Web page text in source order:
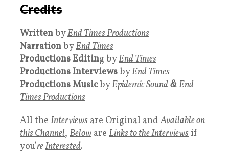
Credits
WrittenbyEnd Times Productions
NarrationbyEnd Times
Productions Editing byEnd Times
Productions InterviewsbyEnd Times
Productions MusicbyEpidemic Sound&End
Times Productions
All the Interviews are Original andAvailable on
this Channel, Below are Links to the Interviews if
you’reInterested.